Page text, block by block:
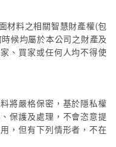
材料之相關智慧財產權(包
候均屬於本公司之財產及
、買家或任何人均不得使
將嚴格保密，基於隱私權
保護及處理，不會恣意提
，但有下列情形者，不在